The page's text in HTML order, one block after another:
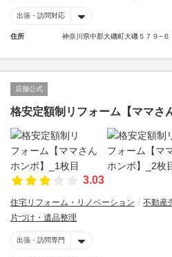
出張・訪問対応
住所 神奈川県中郡大磯町大磯５７９−６
店舗公式
格安定額制リフォーム【ママさ
3.03
住宅リフォーム・リノベーション 不動産
片づけ・遺品整理
出張・訪問専門